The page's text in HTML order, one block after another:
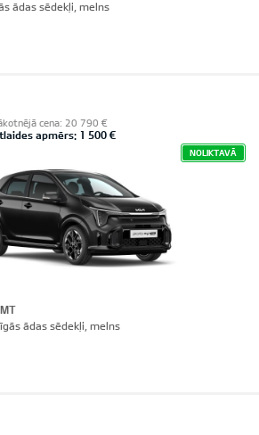
ādas sēdekļi, melns
cena: 20 790 €
apmērs: 1 500 €
NOLIKTAVĀ
ādas sēdekļi, melns